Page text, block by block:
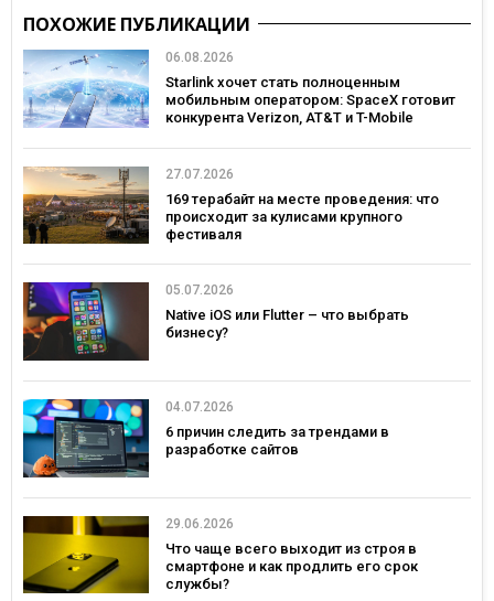
ПОХОЖИЕ ПУБЛИКАЦИИ
06.08.2026
Starlink хочет стать полноценным
мобильным оператором: SpaceX готовит
конкурента Verizon, AT&T и T-Mobile
27.07.2026
169 терабайт на месте проведения: что
происходит за кулисами крупного
фестиваля
05.07.2026
Native iOS или Flutter – что выбрать
бизнесу?
04.07.2026
6 причин следить за трендами в
разработке сайтов
29.06.2026
Что чаще всего выходит из строя в
смартфоне и как продлить его срок
службы?